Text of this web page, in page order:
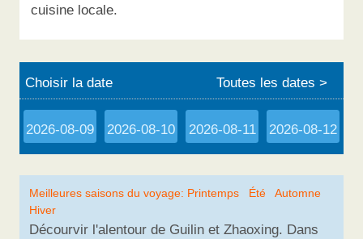
cuisine locale.
Choisir la date Toutes les dates >
2026-08-09 2026-08-10 2026-08-11 2026-08-12
Meilleures saisons du voyage: Printemps Été Automne
Hiver
Décourvir l'alentour de Guilin et Zhaoxing. Dans